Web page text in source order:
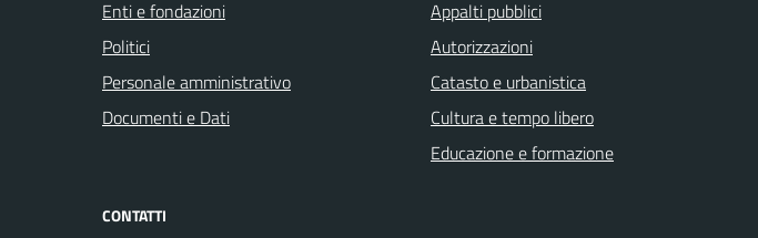
Enti e fondazioni
Politici
Personale amministrativo
Documenti e Dati
Appalti pubblici
Autorizzazioni
Catasto e urbanistica
Cultura e tempo libero
Educazione e formazione
CONTATTI